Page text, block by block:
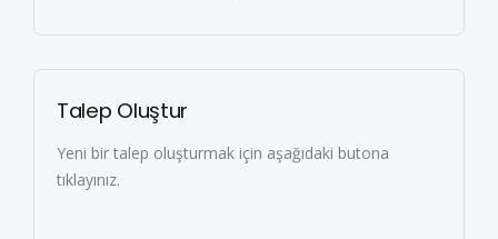
Talep Oluştur
Yeni bir talep oluşturmak için aşağıdaki butona
tıklayınız.